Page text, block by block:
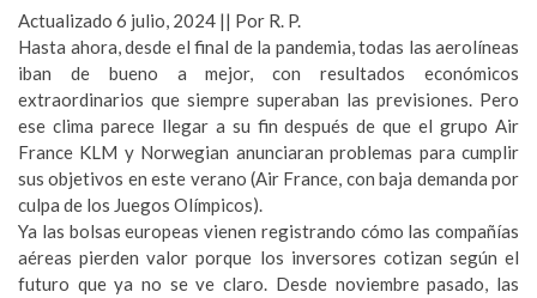
Actualizado 6 julio, 2024 || Por R. P.
Hasta ahora, desde el final de la pandemia, todas las aerolíneas
iban de bueno a mejor, con resultados económicos
extraordinarios que siempre superaban las previsiones. Pero
ese clima parece llegar a su fin después de que el grupo Air
France KLM y Norwegian anunciaran problemas para cumplir
sus objetivos en este verano (Air France, con baja demanda por
culpa de los Juegos Olímpicos).
Ya las bolsas europeas vienen registrando cómo las compañías
aéreas pierden valor porque los inversores cotizan según el
futuro que ya no se ve claro. Desde noviembre pasado, las